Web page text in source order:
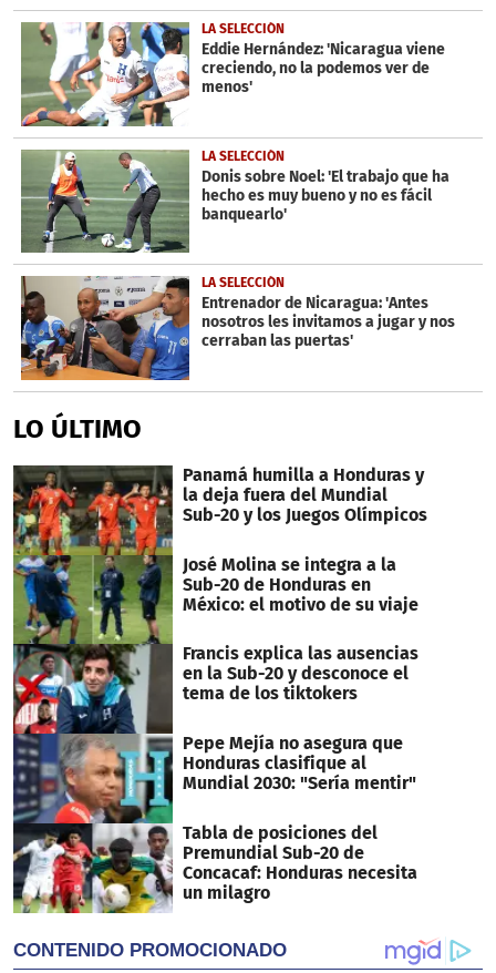
LA SELECCIÓN
Eddie Hernández: 'Nicaragua viene
creciendo, no la podemos ver de
menos'
LA SELECCIÓN
Donis sobre Noel: 'El trabajo que ha
hecho es muy bueno y no es fácil
banquearlo'
LA SELECCIÓN
Entrenador de Nicaragua: 'Antes
nosotros les invitamos a jugar y nos
cerraban las puertas'
LO ÚLTIMO
Panamá humilla a Honduras y
la deja fuera del Mundial
Sub-20 y los Juegos Olímpicos
José Molina se integra a la
Sub-20 de Honduras en
México: el motivo de su viaje
Francis explica las ausencias
en la Sub-20 y desconoce el
tema de los tiktokers
Pepe Mejía no asegura que
Honduras clasifique al
Mundial 2030: "Sería mentir"
Tabla de posiciones del
Premundial Sub-20 de
Concacaf: Honduras necesita
un milagro